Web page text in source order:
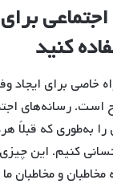
کنید
خاصی برای ایجاد
رسانه‌های
را به‌طوری که قبلاً
کنیم. این
و مخاطبان